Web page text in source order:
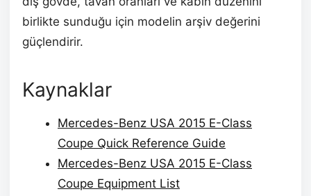
birlikte sunduğu için modelin arşiv değerini
güçlendirir.
Kaynaklar
Mercedes-Benz USA 2015 E-Class
Coupe Quick Reference Guide
Mercedes-Benz USA 2015 E-Class
Coupe Equipment List